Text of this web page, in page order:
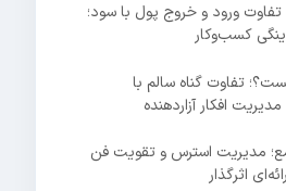
ورود و خروج پول با سود؛
کسب‌وکار
تفاوت گناه سالم با
افکار آزاردهنده
مدیریت استرس و تقویت فن
اثرگذار